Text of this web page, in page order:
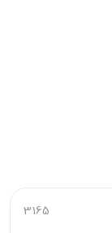
3165